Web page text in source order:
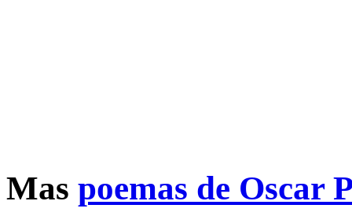
Mas poemas de Oscar